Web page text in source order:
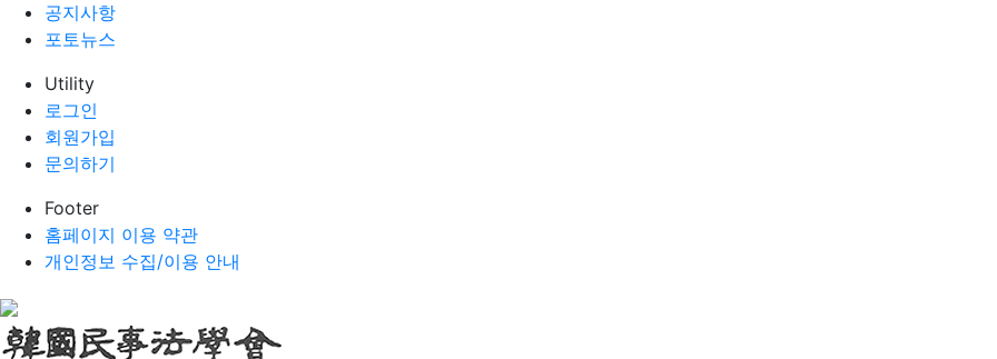
공지사항
포토뉴스
Utility
로그인
회원가입
문의하기
Footer
홈페이지 이용 약관
개인정보 수집/이용 안내